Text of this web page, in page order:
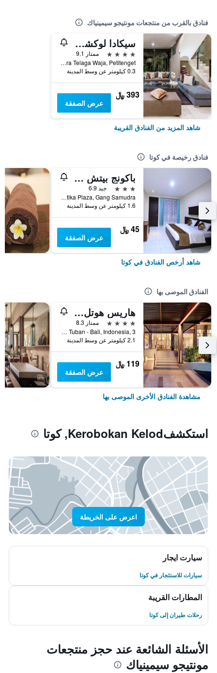
فنادق بالقرب من منتجعات مونتيجو سيمينياك
سيكادا لوكشري تاونهاوسيز
4 نجوم
ممتاز 9.1
Jl Pura Telaga Waja, Petitenget, كوتا, إندونيسيا
0.3 كيلومتر عن وسط المدينة
393 ﷼
عرض الصفقة
شاهد المزيد من الفنادق القريبة
فنادق رخيصة في كوتا
باكونج بيتش ريزورت
3 نجوم
جيد 6.9
Jalan Kartika Plaza, Gang Samudra, كوتا, إندونيسيا
1.6 كيلومتر عن وسط المدينة
45 ﷼
عرض الصفقة
شاهد أرخص الفنادق في كوتا
الفنادق الموصى بها
هاريس هوتل كوتا توبان بالي
4 نجوم
ممتاز 8.3
Jl.Dewi Sartika Tuban - Bali, Indonesia, 3, كوتا, إندونيسيا
2.1 كيلومتر عن وسط المدينة
119 ﷼
عرض الصفقة
مشاهدة الفنادق الأخرى الموصى بها
استكشفKerobokan Kelod, كوتا
اعرض على الخريطة
سيارت ايجار
سيارات للاستئجار في كوتا
المطارات القريبة
رحلات طيران إلى كوتا
الأسئلة الشائعة عند حجز منتجعات
مونتيجو سيمينياك